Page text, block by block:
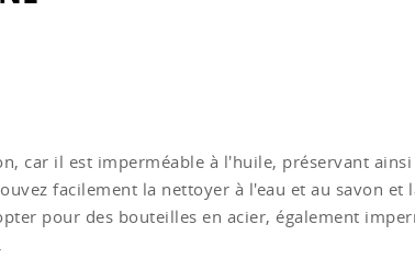
car il est imperméable à l'huile, préservant
facilement la nettoyer à l'eau et au savon et
pour des bouteilles en acier, également